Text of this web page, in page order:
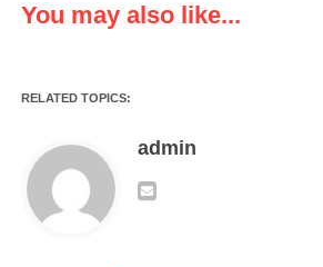
satu orang korban luka ringan dibagian
Korban Diketahui bernama Rizki (37th)
kronologis awal korban sedang
tempat kerabat nya, tiba-tiba dari arah
You may also like...
RELATED TOPICS:
admin